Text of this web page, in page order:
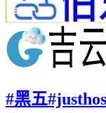
#黑五